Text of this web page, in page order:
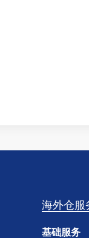
海外仓服
基础服务